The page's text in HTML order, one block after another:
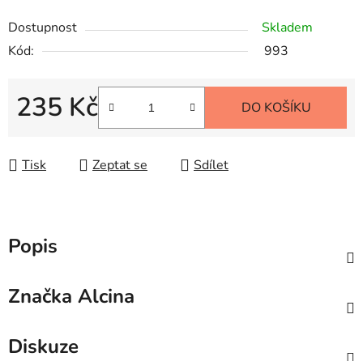
Dostupnost
Skladem
Kód:
993
235 Kč DO KOŠÍKU
Tisk Zeptat se Sdílet
Popis
Značka Alcina
Diskuze